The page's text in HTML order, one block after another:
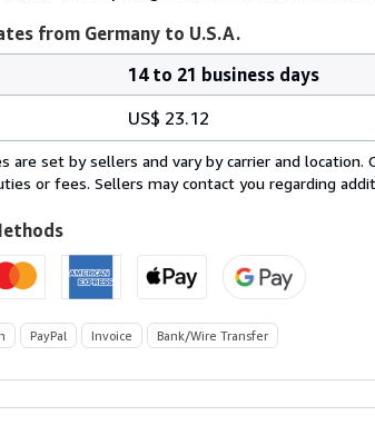
from Germany to U.S.A.
14 to 21 business days
US$ 23.12
are set by sellers and vary by carrier and
or fees. Sellers may contact you regarding
PayPal Invoice Bank/Wire Transfer